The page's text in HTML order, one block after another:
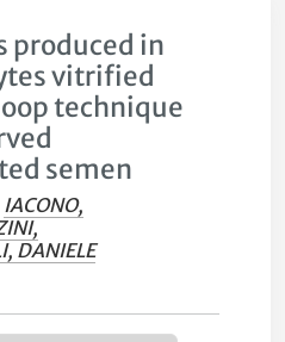
produced in
vitrified
technique
semen
IACONO,
DANIELE